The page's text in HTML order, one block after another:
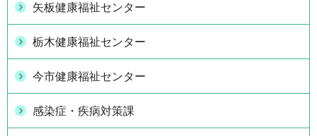
矢板健康福祉センター
栃木健康福祉センター
今市健康福祉センター
感染症・疾病対策課